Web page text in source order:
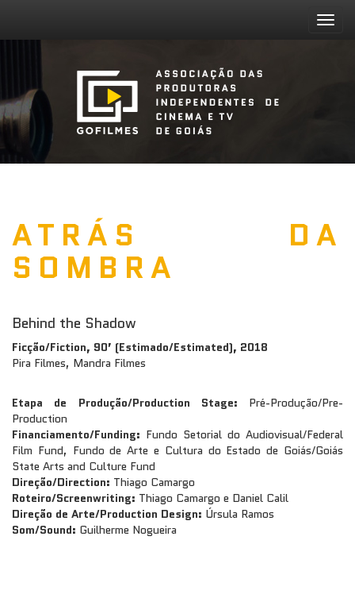
ATRÁS DA
SOMBRA
Behind the Shadow
Ficção/Fiction, 90’ (Estimado/Estimated), 2018
Pira Filmes, Mandra Filmes
Etapa de Produção/Production Stage:
Pré-Produção/Pre-
Production
Financiamento/Funding: Fundo Setorial do Audiovisual/Federal
Film Fund, Fundo de Arte e Cultura do Estado de Goiás/Goiás
State Arts and Culture Fund
Direção/Direction: Thiago Camargo
Roteiro/Screenwriting: Thiago Camargo e Daniel Calil
Direção de Arte/Production Design: Úrsula Ramos
Som/Sound: Guilherme Nogueira